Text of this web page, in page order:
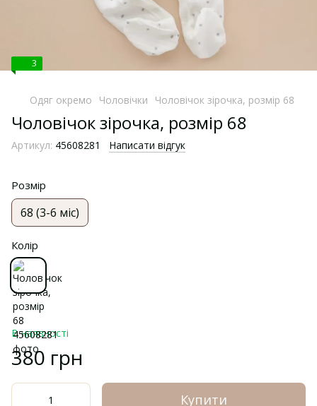
3
Одяг окремо Чоловічки Чоловічок зірочка, розмір 68
Чоловічок зірочка, розмір 68
Артикул: 45608281 Написати відгук
Розмір
68 (3-6 міс)
Колір
В наявності
380 грн
Купити